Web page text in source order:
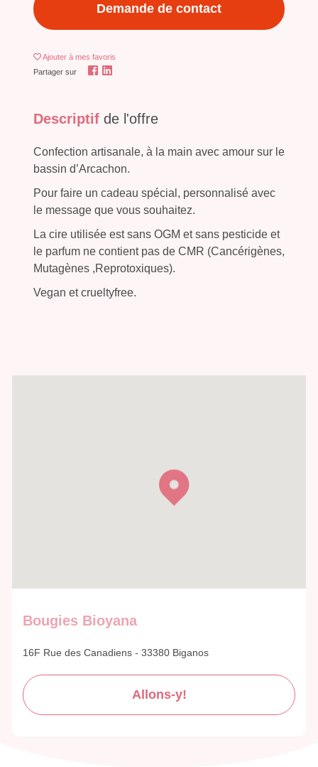
Demande de contact
Ajouter à mes favoris
Partager sur
Descriptif de l'offre
Confection artisanale, à la main avec amour sur le
bassin d’Arcachon.
Pour faire un cadeau spécial, personnalisé avec
le message que vous souhaitez.
La cire utilisée est sans OGM et sans pesticide et
le parfum ne contient pas de CMR (Cancérigènes,
Mutagènes ,Reprotoxiques).
Vegan et crueltyfree.
Bougies Bioyana
16F Rue des Canadiens - 33380 Biganos
Allons-y!